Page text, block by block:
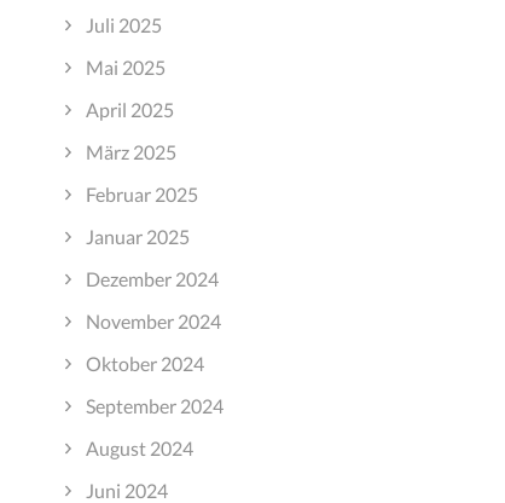
Juli 2025
Mai 2025
April 2025
März 2025
Februar 2025
Januar 2025
Dezember 2024
November 2024
Oktober 2024
September 2024
August 2024
Juni 2024